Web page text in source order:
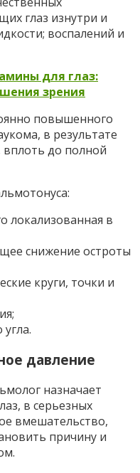
глаз изнутри и
воспалений и
для глаз:
зрения
повышенного
в результате
вплоть до полной
локализованная в
снижение остроты
круги, точки и
давление
назначает
в серьезных
вмешательство,
причину и